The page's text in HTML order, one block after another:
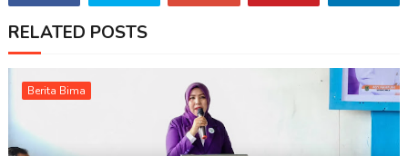
RELATED POSTS
Berita Bima